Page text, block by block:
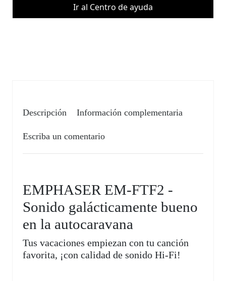
Ir al Centro de ayuda
Descripción Información complementaria
Escriba un comentario
EMPHASER EM-FTF2 -
Sonido galácticamente bueno
en la autocaravana
Tus vacaciones empiezan con tu canción
favorita, ¡con calidad de sonido Hi-Fi!